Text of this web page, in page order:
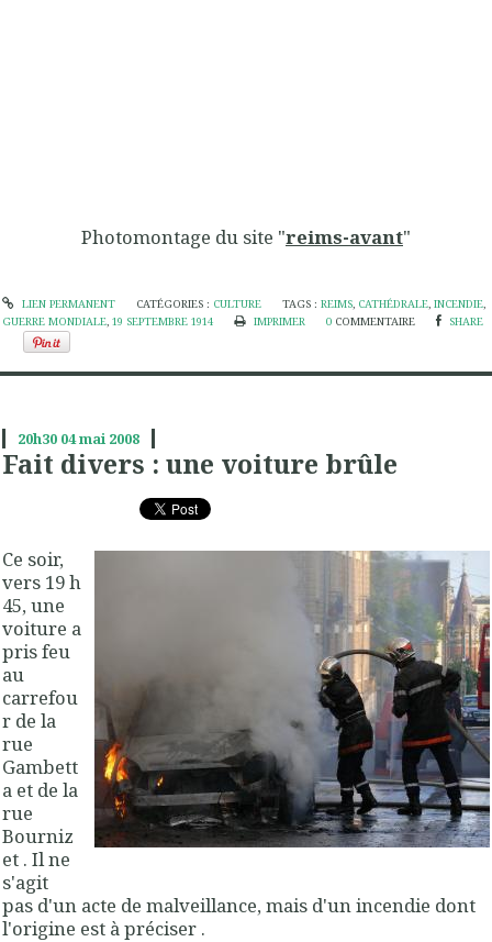
Photomontage du site "reims-avant"
LIEN PERMANENT CATÉGORIES : CULTURE TAGS :REIMS, CATHÉDRALE,INCENDIE,
GUERRE MONDIALE, 19 SEPTEMBRE 1914 IMPRIMER 0 COMMENTAIRE SHARE
20h30 04mai 2008
Fait divers : une voiture brûle
Ce soir,
vers 19 h
45, une
voiture a
pris feu
au
carrefou
r de la
rue
Gambett
a et de la
rue
Bourniz
et . Il ne
s'agit
pas d'un acte de malveillance, mais d'un incendie dont
l'origine est à préciser .